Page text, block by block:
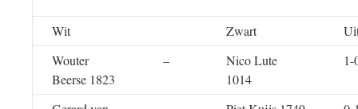
Wit Zwart
Wouter
Beerse 1823
–
Nico Lute
1014
1-